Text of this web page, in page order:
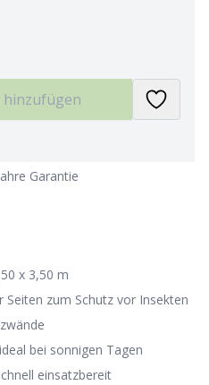
hinzufügen
Garantie
x 3,50 m
zum Schutz vor Insekten
bei sonnigen Tagen
einsatzbereit